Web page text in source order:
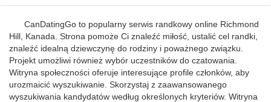
CanDatingGo to popularny serwis randkowy online Richmond
Hill, Kanada. Strona pomoże Ci znaleźć miłość, ustalić cel randki,
znaleźć idealną dziewczynę do rodziny i poważnego związku.
Projekt umożliwi również wybór uczestników do czatowania.
Witryna społeczności oferuje interesujące profile członków, aby
urozmaicić wyszukiwanie. Skorzystaj z zaawansowanego
wyszukiwania kandydatów według określonych kryteriów. Witryna